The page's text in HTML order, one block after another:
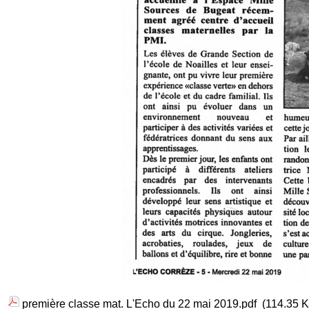
première classe mat. L'Echo du 22 mai 2019.pdf (114.35